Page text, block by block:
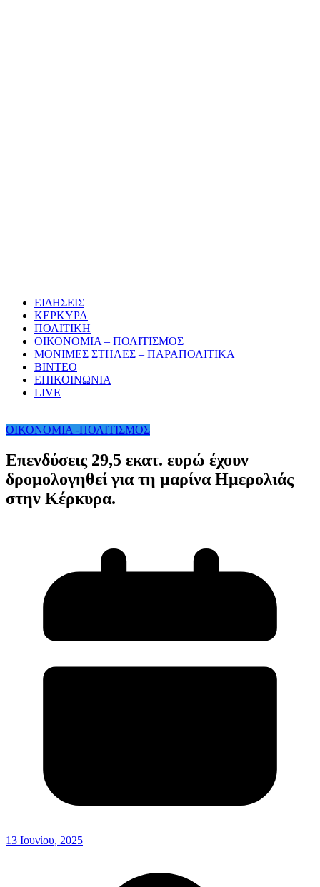
ΕΙΔΗΣΕΙΣ
ΚΕΡΚΥΡΑ
ΠΟΛΙΤΙΚΗ
ΟΙΚΟΝΟΜΙΑ – ΠΟΛΙΤΙΣΜΟΣ
ΜΟΝΙΜΕΣ ΣΤΗΛΕΣ – ΠΑΡΑΠΟΛΙΤΙΚΑ
ΒΙΝΤΕΟ
ΕΠΙΚΟΙΝΩΝΙΑ
LIVE
ΟΙΚΟΝΟΜΙΑ -ΠΟΛΙΤΙΣΜΟΣ
Επενδύσεις 29,5 εκατ. ευρώ έχουν
δρομολογηθεί για τη μαρίνα Ημερολιάς
στην Κέρκυρα.
13 Ιουνίου, 2025